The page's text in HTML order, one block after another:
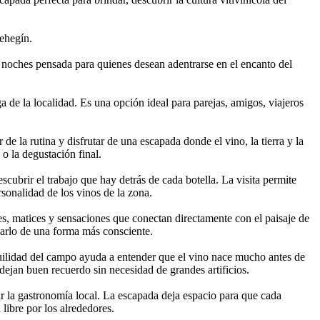
pensada para quienes desean adentrarse en el encanto del
de la localidad. Es una opción ideal para parejas, amigos, viajeros
la rutina y disfrutar de una escapada donde el vino, la tierra y la
la degustación final.
el trabajo que hay detrás de cada botella. La visita permite
de los vinos de la zona.
matices y sensaciones que conectan directamente con el paisaje de
de una forma más consciente.
del campo ayuda a entender que el vino nace mucho antes de
buen recuerdo sin necesidad de grandes artificios.
gastronomía local. La escapada deja espacio para que cada
por los alrededores.